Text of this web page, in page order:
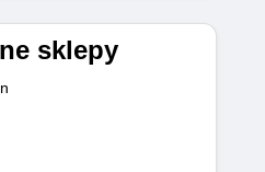
sklepy